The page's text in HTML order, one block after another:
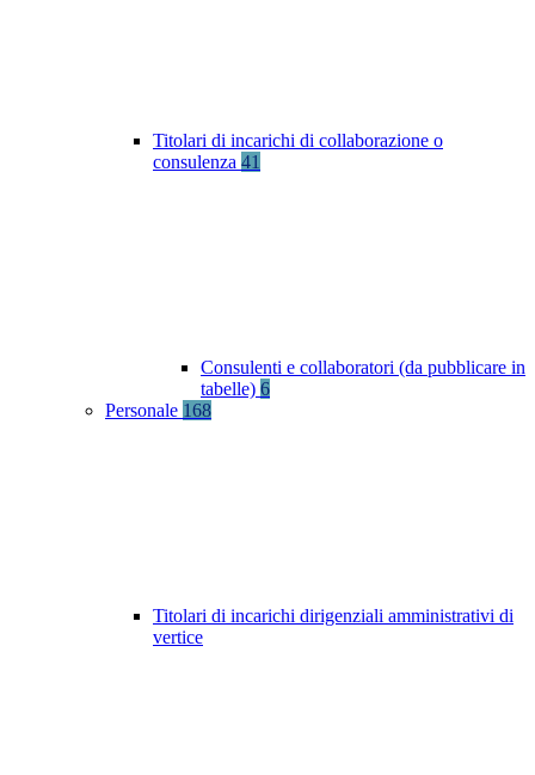
Titolari di incarichi di collaborazione o
consulenza 41
Consulenti e collaboratori (da pubblicare in
tabelle) 6
Personale 168
Titolari di incarichi dirigenziali amministrativi di
vertice